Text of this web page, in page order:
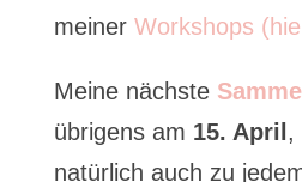
meiner Workshops
Meine nächste
übrigens am 15. April ,
natürlich auch zu